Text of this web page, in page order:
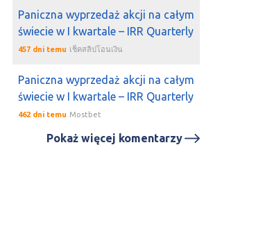
Paniczna wyprzedaż akcji na całym
świecie w I kwartale – IRR Quarterly
457 dni temu เช็คสลิปโอนเงิน
Paniczna wyprzedaż akcji na całym
świecie w I kwartale – IRR Quarterly
462 dni temu Mostbet
Pokaż więcej komentarzy